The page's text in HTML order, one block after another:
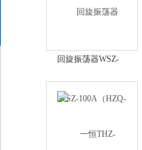
回旋振荡器WSZ-
液晶控制器